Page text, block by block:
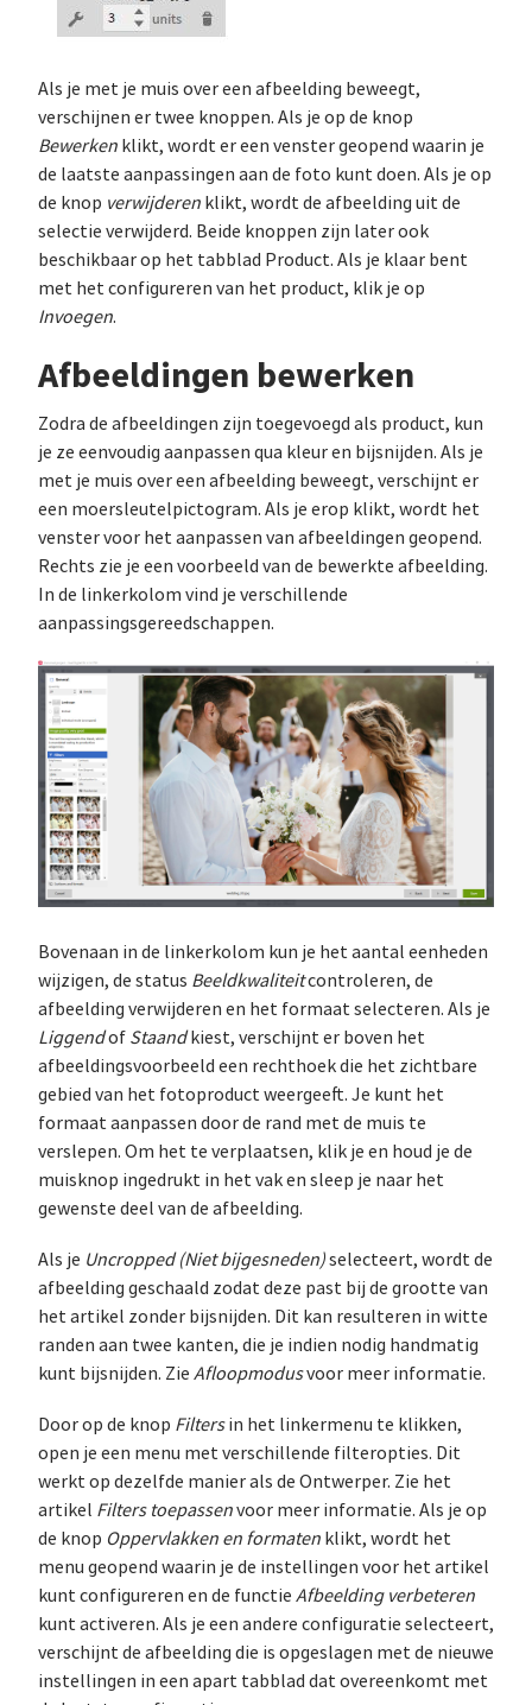
Als je met je muis over een afbeelding beweegt,
verschijnen er twee knoppen. Als je op de knop
Bewerken klikt, wordt er een venster geopend waarin je
de laatste aanpassingen aan de foto kunt doen. Als je op
de knop verwijderen klikt, wordt de afbeelding uit de
selectie verwijderd. Beide knoppen zijn later ook
beschikbaar op het tabblad Product. Als je klaar bent
met het configureren van het product, klik je op
Invoegen.
Afbeeldingen bewerken
Zodra de afbeeldingen zijn toegevoegd als product, kun
je ze eenvoudig aanpassen qua kleur en bijsnijden. Als je
met je muis over een afbeelding beweegt, verschijnt er
een moersleutelpictogram. Als je erop klikt, wordt het
venster voor het aanpassen van afbeeldingen geopend.
Rechts zie je een voorbeeld van de bewerkte afbeelding.
In de linkerkolom vind je verschillende
aanpassingsgereedschappen.
Bovenaan in de linkerkolom kun je het aantal eenheden
wijzigen, de status Beeldkwaliteitcontroleren, de
afbeelding verwijderen en het formaat selecteren. Als je
Liggendof Staandkiest, verschijnt er boven het
afbeeldingsvoorbeeld een rechthoek die het zichtbare
gebied van het fotoproduct weergeeft. Je kunt het
formaat aanpassen door de rand met de muis te
verslepen. Om het te verplaatsen, klik je en houd je de
muisknop ingedrukt in het vak en sleep je naar het
gewenste deel van de afbeelding.
Als je Uncropped (Niet bijgesneden)selecteert, wordt de
afbeelding geschaald zodat deze past bij de grootte van
het artikel zonder bijsnijden. Dit kan resulteren in witte
randen aan twee kanten, die je indien nodig handmatig
kunt bijsnijden. Zie Afloopmodusvoor meer informatie.
Door op de knop Filtersin het linkermenu te klikken,
open je een menu met verschillende filteropties. Dit
werkt op dezelfde manier als de Ontwerper. Zie het
artikel Filters toepassenvoor meer informatie. Als je op
de knop Oppervlakken en formaten klikt, wordt het
menu geopend waarin je de instellingen voor het artikel
kunt configureren en de functie Afbeelding verbeteren
kunt activeren. Als je een andere configuratie selecteert,
verschijnt de afbeelding die is opgeslagen met de nieuwe
instellingen in een apart tabblad dat overeenkomt met